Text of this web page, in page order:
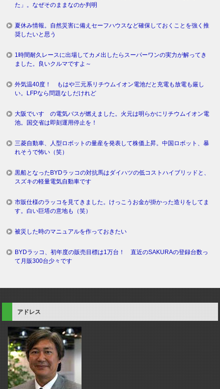
た」。なぜそのままなのか判明
夏休み情報。自然災害に備えセーフハウスなど確保しておくことを強く推
奨したいと思う
1時間耐久レースに出場してカメ出したらスーパーワンの実力が解ってき
ました。良いクルマですよ～
外気温40度！ もはや三元系リチウムイオン電池だと充電も放電も厳し
い。LFPなら問題なしだけれど
大阪でいすゞの電気バスが燃えました。火元は明らかにリチウムイオン電
池。国交省は即刻運用停止を！
三菱自動車、人型ロボットの量産を発表して株価上昇。中国ロボット、暴
れそうで怖い（笑）
黒船となったBYDラッコの対抗馬はダイハツの低コストハイブリッドと、
スズキの軽量電気自動車です
市販仕様のラッコを見てきました。けっこうお金が掛かった造りをしてま
す。白い巨塔の意地も（笑）
被災した時のマニュアルを作っておきたい
BYDラッコ、初年度の販売目標は1万台！ 直近のSAKURAの登録台数っ
て月販300台少々です
アドレス